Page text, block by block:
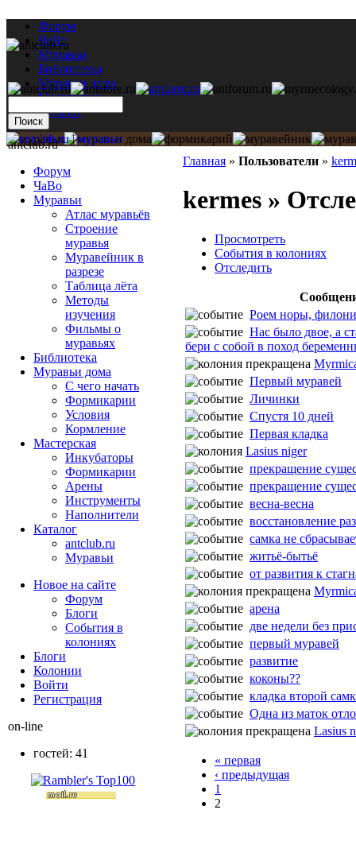
Форум
ЧаВо
Муравьи
Библиотека
Муравьи дома
Мастерская
Каталог
Главная » Пользователи »
kermes »
Просмотреть
События в колониях
Отследить
Роем норы,
Нас было двое, а
бери с собой в поход
Первый муравей
Личинки
Спустя 10 дней
Первая кладка
Lasius niger
прекращение
прекращение
весна-весна
восстановление
самка не
житьё-бытьё
от развития к
арена
две недели без
первый муравей
развитие
коконы??
кладка второй
Одна из маток
Lasius
« первая
‹ предыдущая
1
2
antclub.ru
Форум
ЧаВо
Муравьи
Атлас муравьёв
Строение
муравья
Муравейник в
разрезе
Таблица лёта
Методы
изучения
Фильмы о
муравьях
Библиотека
Муравьи дома
С чего начать
Формикарии
Условия
Кормление
Мастерская
Инкубаторы
Формикарии
Арены
Инструменты
Наполнители
Каталог
antclub.ru
Муравьи
Новое на сайте
Форум
Блоги
События в
колониях
Блоги
Колонии
Войти
Peгиcтpaция
on-line
гостей: 41